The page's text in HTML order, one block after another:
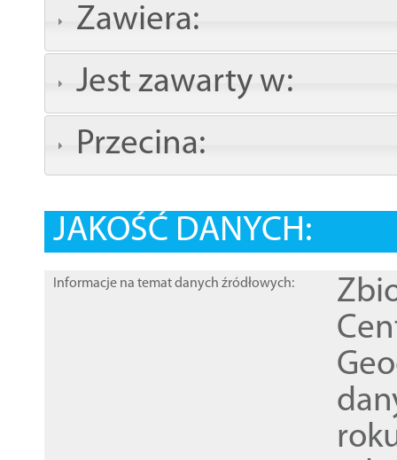
Zawiera:
Jest zawarty w:
Przecina:
JAKOŚĆ DANYCH:
Informacje na temat danych źródłowych: